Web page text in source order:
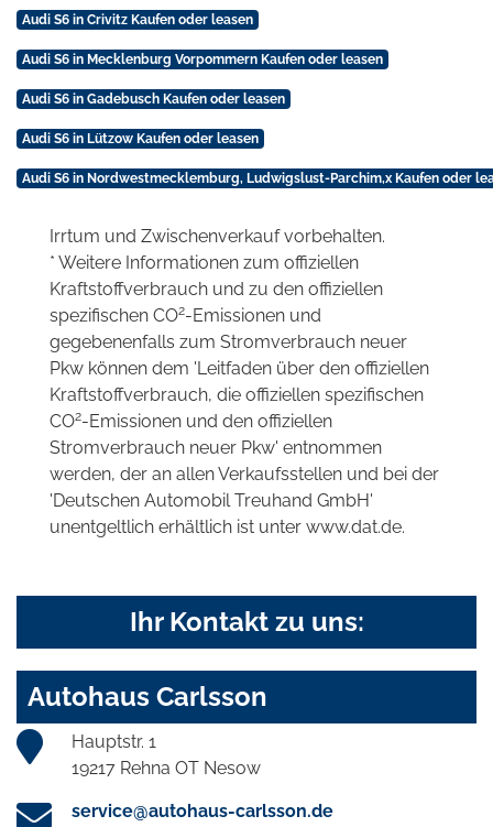
Audi S6 in Crivitz Kaufen oder leasen
Audi S6 in Mecklenburg Vorpommern Kaufen oder leasen
Audi S6 in Gadebusch Kaufen oder leasen
Audi S6 in Lützow Kaufen oder leasen
Audi S6 in Nordwestmecklemburg, Ludwigslust-Parchim,x Kaufen oder
Irrtum und Zwischenverkauf vorbehalten.
* Weitere Informationen zum offiziellen
Kraftstoffverbrauch und zu den offiziellen
spezifischen CO2-Emissionen und
gegebenenfalls zum Stromverbrauch neuer
Pkw können dem 'Leitfaden über den offiziellen
Kraftstoffverbrauch, die offiziellen spezifischen
CO2-Emissionen und den offiziellen
Stromverbrauch neuer Pkw' entnommen
werden, der an allen Verkaufsstellen und bei der
'Deutschen Automobil Treuhand GmbH'
unentgeltlich erhältlich ist unter www.dat.de.
Ihr Kontakt zu uns:
Autohaus Carlsson
Hauptstr. 1
19217 Rehna OT Nesow
service@autohaus-carlsson.de